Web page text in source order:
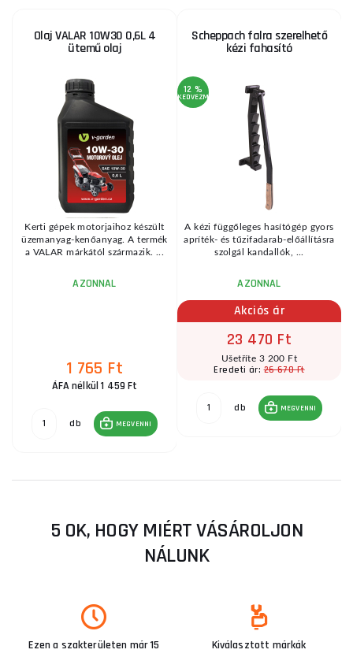
Olaj VALAR 10W30 0,6L 4
ütemű olaj
Kerti gépek motorjaihoz készült
üzemanyag-kenőanyag. A termék
a VALAR márkától származik. ...
AZONNAL
1 765 Ft
ÁFA nélkül 1 459 Ft
db MEGVENNI
Scheppach falra szerelhető
kézi fahasító
12 %
KEDVEZMÉNY
A kézi függőleges hasítógép gyors
apríték- és tűzifadarab-előállításra
szolgál kandallók, ...
AZONNAL
Akciós ár
23 470 Ft
Ušetříte 3 200 Ft
Eredeti ár:26 670 Ft
db MEGVENNI
5 OK, HOGY MIÉRT VÁSÁROLJON
NÁLUNK
Ezen a szakterületen már 15
Kiválasztott márkák